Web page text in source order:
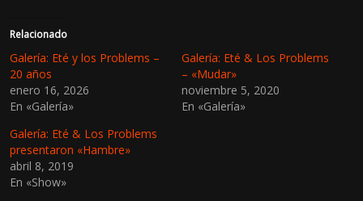
c
a
r
a
c
o
m
a
r
t
i
r
e
n
a
r
c
o
a
r
t
Relacionado
Galería: Eté y los Problems –
20 años
enero 16, 2026
En «Galería»
Galería: Eté & Los Problems
– «Mudar»
noviembre 5, 2020
En «Galería»
Galería: Eté & Los Problems
presentaron «Hambre»
abril 8, 2019
En «Show»